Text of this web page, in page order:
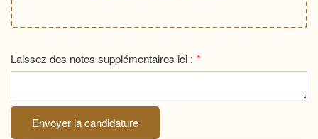
Laissez des notes supplémentaires ici :
Envoyer la candidature